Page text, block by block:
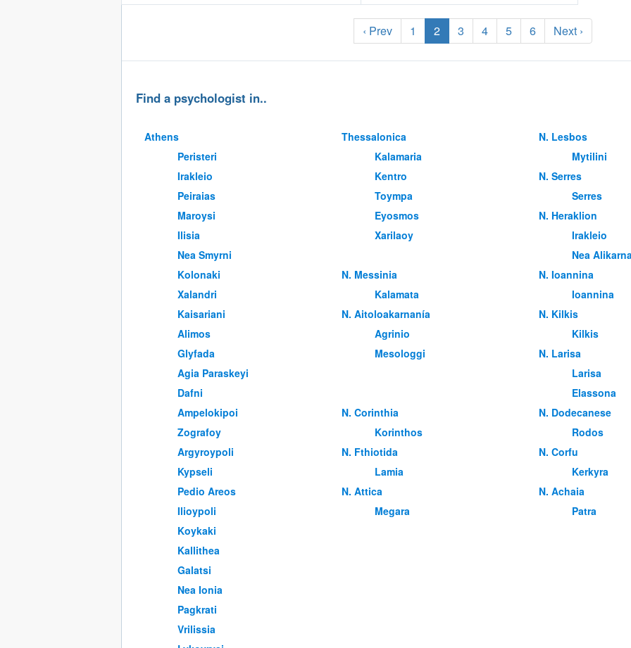
‹ Prev 1 2 3 4 5 6 Next ›
Find a psychologist in..
Athens
Peristeri
Irakleio
Peiraias
Maroysi
Ilisia
Nea Smyrni
Kolonaki
Xalandri
Kaisariani
Alimos
Glyfada
Agia Paraskeyi
Dafni
Ampelokipoi
Zografoy
Argyroypoli
Kypseli
Pedio Areos
Ilioypoli
Koykaki
Kallithea
Galatsi
Nea Ionia
Pagkrati
Vrilissia
Thessalonica
Kalamaria
Kentro
Toympa
Eyosmos
Xarilaoy
Ν. Lesbos
Mytilini
Ν. Serres
Serres
Ν. Heraklion
Irakleio
Nea
Ν. Messinia
Kalamata
Ν. Ioannina
Ioannina
Ν. Aitoloakarnanía
Agrinio
Mesologgi
Ν. Kilkis
Kilkis
Ν. Larisa
Larisa
Elassona
Ν. Corinthia
Korinthos
Ν. Dodecanese
Rodos
Ν. Fthiotida
Lamia
Ν. Corfu
Kerkyra
Ν. Attica
Megara
Ν. Achaia
Patra